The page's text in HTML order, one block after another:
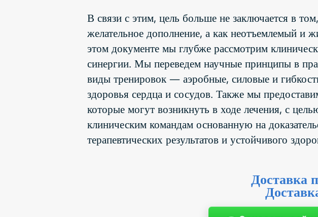
В связи с этим, цель больше не заключается в
желательное дополнение, а как неотъемлемый и
этом документе мы глубже рассмотрим
синергии. Мы переведем научные принципы в
виды тренировок — аэробные, силовые и
здоровья сердца и сосудов. Также мы
которые могут возникнуть в ходе лечения, с
клиническим командам основанную на
терапевтических результатов и устойчивого
Доставка